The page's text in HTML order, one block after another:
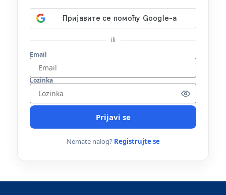
ili
Email
Lozinka
Prijavi se
Nemate nalog? Registrujte se